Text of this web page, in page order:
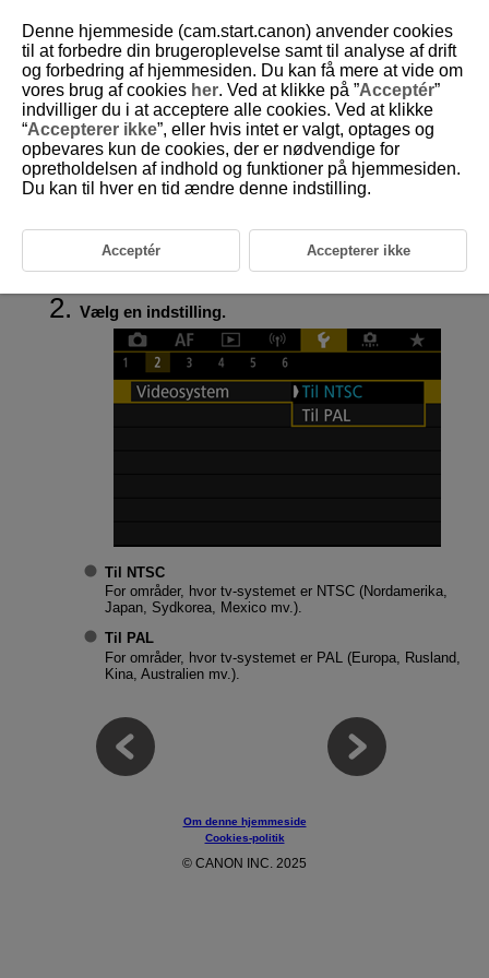
D185-205
Videosystem
Indstil videosystemet på ethvert tv, der bruges til visning. Denne
Vælg en indstilling.
Til NTSC
For områder, hvor tv-systemet er NTSC (Nordamerika,
Japan, Sydkorea, Mexico mv.).
Til PAL
For områder, hvor tv-systemet er PAL (Europa, Rusland,
Kina, Australien mv.).
Om denne hjemmeside
Cookies-politik
© CANON INC. 2025
Denne hjemmeside (cam.start.canon) anvender cookies
til at forbedre din brugeroplevelse samt til analyse af drift
og forbedring af hjemmesiden. Du kan få mere at vide om
vores brug af cookies her. Ved at klikke på ”Acceptér”
indvilliger du i at acceptere alle cookies. Ved at klikke
“Accepterer ikke”, eller hvis intet er valgt, optages og
opbevares kun de cookies, der er nødvendige for
opretholdelsen af indhold og funktioner på hjemmesiden.
Du kan til hver en tid ændre denne indstilling.
Acceptér Accepterer ikke